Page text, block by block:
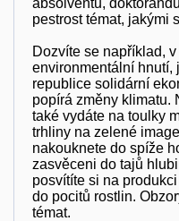
pestrost témat, jakými
Dozvíte se například,
environmentální hnutí,
republice solidární
popírá změny klimatu.
také vydáte na toulky
trhliny na zelené
nakouknete do spíže
zasvěceni do tajů
posvítíte si na
do pocitů rostlin.
témat.